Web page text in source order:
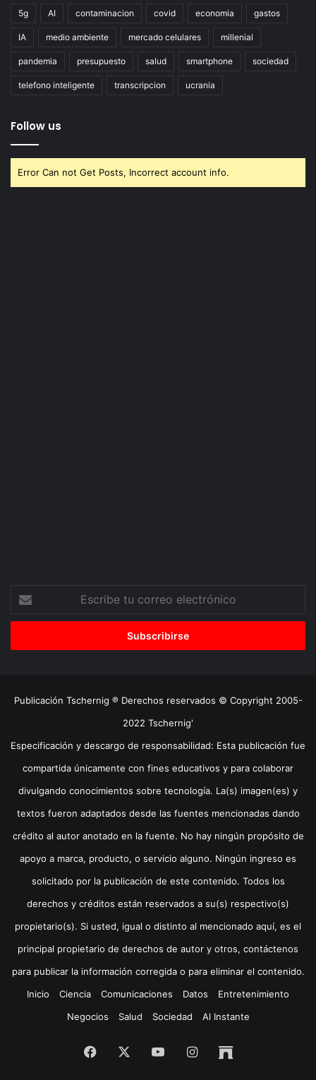
5g AI contaminacion covid economia gastos
IA medio ambiente mercado celulares millenial
pandemia presupuesto salud smartphone sociedad
telefono inteligente transcripcion ucrania
Follow us
Error Can not Get Posts, Incorrect account info.
correo
Publicación Tschernig ® Derechos reservados © Copyright 2005-
2022 Tschernig'
Especificación y descargo de responsabilidad: Esta publicación fue
compartida únicamente con fines educativos y para colaborar
divulgando conocimientos sobre tecnología. La(s) imagen(es) y
textos fueron adaptados desde las fuentes mencionadas dando
crédito al autor anotado en la fuente. No hay ningún propósito de
apoyo a marca, producto, o servicio alguno. Ningún ingreso es
solicitado por la publicación de este contenido. Todos los
derechos y créditos están reservados a su(s) respectivo(s)
propietario(s). Si usted, igual o distinto al mencionado aquí, es el
principal propietario de derechos de autor y otros, contáctenos
para publicar la información corregida o para eliminar el contenido.
Inicio
Ciencia Comunicaciones Datos
Entretenimiento
Negocios
Salud Sociedad Al Instante
Facebook YouTubeInstagramArchive